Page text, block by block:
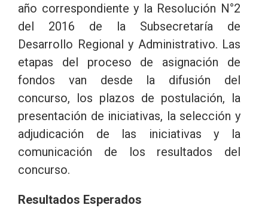
año correspondiente y la Resolución N°2
del 2016 de la Subsecretaría de
Desarrollo Regional y Administrativo. Las
etapas del proceso de asignación de
fondos van desde la difusión del
concurso, los plazos de postulación, la
presentación de iniciativas, la selección y
adjudicación de las iniciativas y la
comunicación de los resultados del
concurso.
Resultados Esperados